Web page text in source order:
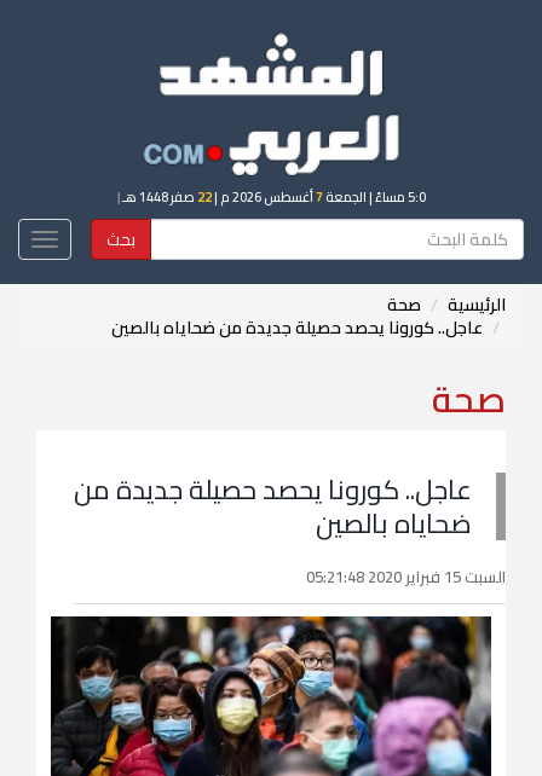
5:0 مساءً | الجمعة7أغسطس 2026 م | 22 صفر 1448 هـ |
بحث
الرئيسية صحة
عاجل.. كورونا يحصد حصيلة جديدة من ضحاياه بالصين
صحة
عاجل.. كورونا يحصد حصيلة جديدة من
ضحاياه بالصين
السبت 15 فبراير 2020 05:21:48